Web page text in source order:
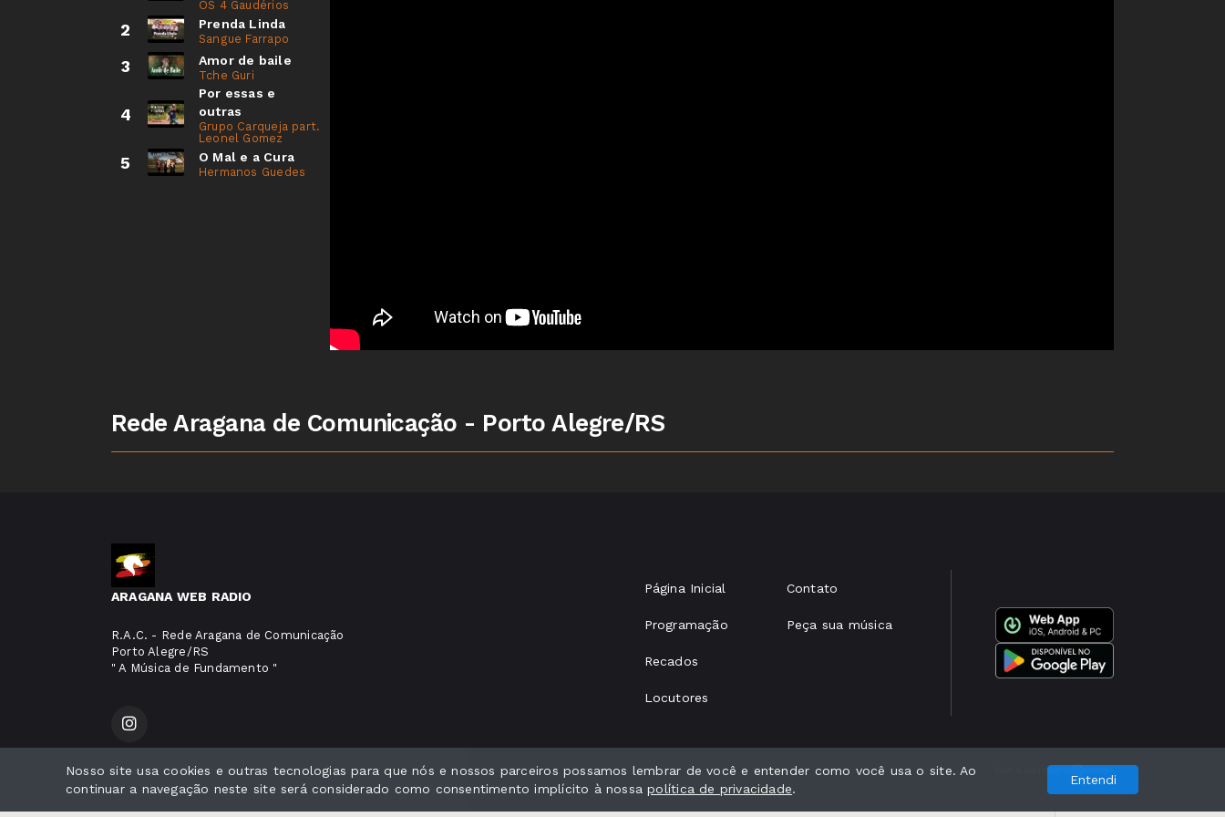
OS 4 Gaudérios
2 Prenda Linda
Sangue Farrapo
3 Amor de baile
Tche Guri
4
Por essas e
outras
Grupo Carqueja part.
Leonel Gomez
5 O Mal e a Cura
Hermanos Guedes
Rede Aragana de Comunicação - Porto Alegre/RS
ARAGANA WEB RADIO
R.A.C. - Rede Aragana de Comunicação
Porto Alegre/RS
" A Música de Fundamento "
Página Inicial
Programação
Recados
Locutores
Contato
Peça sua música
Todos os direitos reservados. Com a tecnologia
Nosso site usa cookies e outras tecnologias para que nós e nossos parceiros possamos lembrar de você e entender como você usa o site. Ao
continuar a navegação neste site será considerado como consentimento implícito à nossapolítica de privacidade.
Entendi